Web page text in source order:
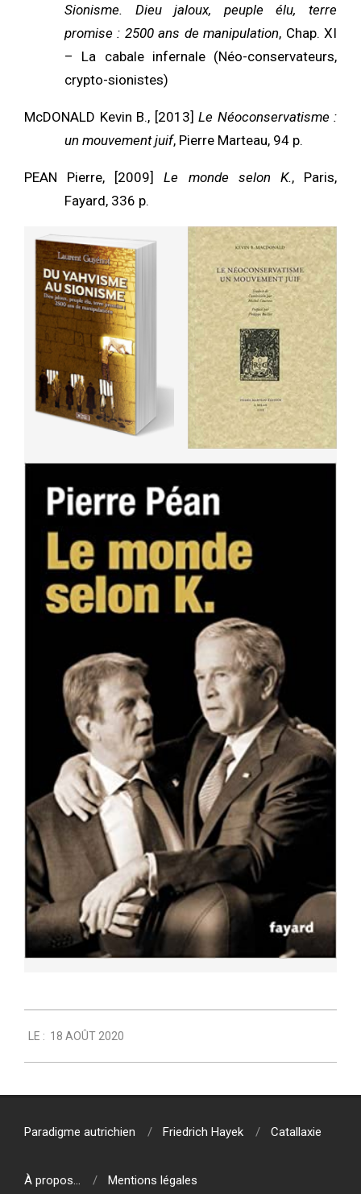
Sionisme. Dieu jaloux, peuple élu, terre
promise : 2500 ans de manipulation, Chap. XI
– La cabale infernale (Néo-conservateurs,
crypto-sionistes)
McDONALD Kevin B., [2013] Le Néoconservatisme :
un mouvement juif, Pierre Marteau, 94 p.
PEAN Pierre, [2009]Le monde selon K., Paris,
Fayard, 336 p.
08-
18
LE : 18 AOÛT 2020
Paradigme autrichien Friedrich Hayek Catallaxie
À propos… Mentions légales